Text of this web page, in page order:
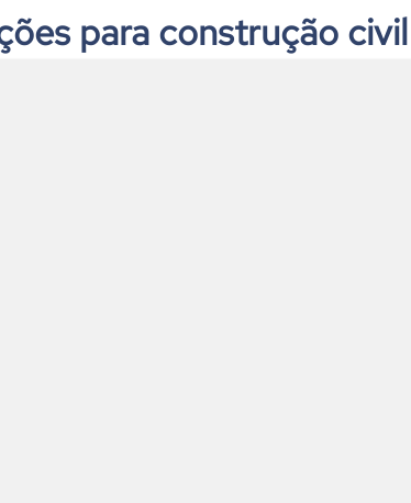
para construção civil